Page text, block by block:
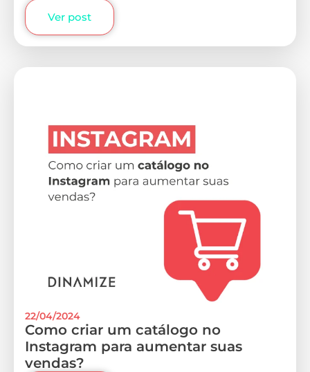
Ver post
22/04/2024
Como criar um catálogo no
Instagram para aumentar suas
vendas?